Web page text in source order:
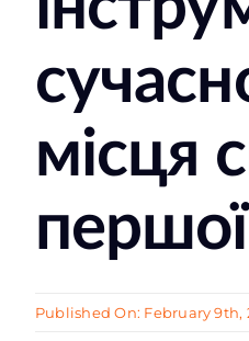
місця
першої
Published On: February 9th,